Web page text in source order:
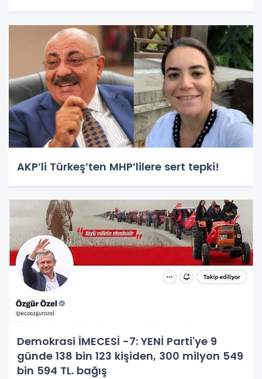
AKP’li Türkeş’ten MHP’lilere sert tepki!
Demokrasi İMECESİ -7: YENİ Parti'ye 9
günde 138 bin 123 kişiden, 300 milyon 549
bin 594 TL. bağış